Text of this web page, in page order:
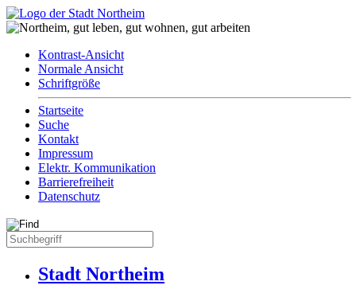
Kontrast-Ansicht
Normale Ansicht
Schriftgröße
Startseite
Suche
Kontakt
Impressum
Elektr. Kommunikation
Barrierefreiheit
Datenschutz
Stadt Northeim